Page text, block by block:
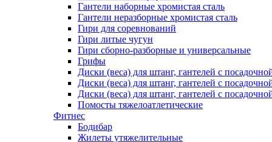
Гантели наборные хромистая сталь
Гантели неразборные хромистая сталь
Гири для соревнований
Гири литые чугун
Гири сборно-разборные и универсальные
Грифы
Диски (веса) для штанг, гантелей с
Диски (веса) для штанг, гантелей с
Диски (веса) для штанг, гантелей с
Помосты тяжелоатлетические
Фитнес
Бодибар
Жилеты утяжелительные